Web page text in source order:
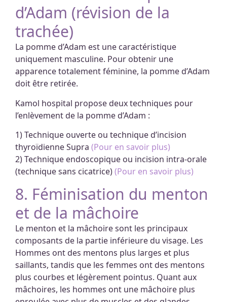
d’Adam (révision de la
trachée)
La pomme d’Adam est une caractéristique
uniquement masculine. Pour obtenir une
apparence totalement féminine, la pomme d’Adam
doit être retirée.
Kamol hospital propose deux techniques pour
l’enlèvement de la pomme d’Adam :
1) Technique ouverte ou technique d’incision
thyroïdienne Supra (Pour en savoir plus)
2) Technique endoscopique ou incision intra-orale
(technique sans cicatrice)(Pour en savoir plus)
8. Féminisation du menton
et de la mâchoire
Le menton et la mâchoire sont les principaux
composants de la partie inférieure du visage. Les
Hommes ont des mentons plus larges et plus
saillants, tandis que les femmes ont des mentons
plus courbes et légèrement pointus. Quant aux
mâchoires, les hommes ont une mâchoire plus